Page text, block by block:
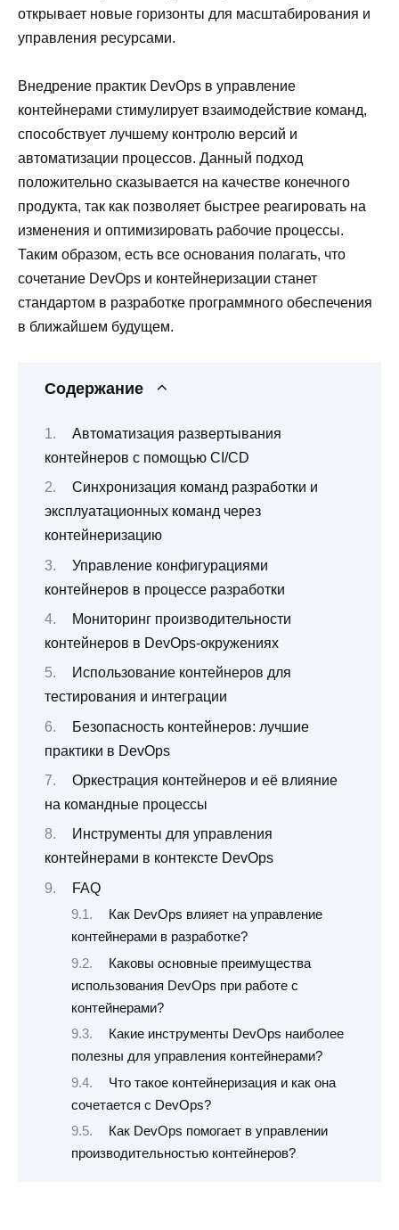
открывает новые горизонты для масштабирования и
управления ресурсами.
Внедрение практик DevOps в управление
контейнерами стимулирует взаимодействие команд,
способствует лучшему контролю версий и
автоматизации процессов. Данный подход
положительно сказывается на качестве конечного
продукта, так как позволяет быстрее реагировать на
изменения и оптимизировать рабочие процессы.
Таким образом, есть все основания полагать, что
сочетание DevOps и контейнеризации станет
стандартом в разработке программного обеспечения
в ближайшем будущем.
Содержание
Автоматизация развертывания
контейнеров с помощью CI/CD
Синхронизация команд разработки и
эксплуатационных команд через
контейнеризацию
Управление конфигурациями
контейнеров в процессе разработки
Мониторинг производительности
контейнеров в DevOps-окружениях
Использование контейнеров для
тестирования и интеграции
Безопасность контейнеров: лучшие
практики в DevOps
Оркестрация контейнеров и её влияние
на командные процессы
Инструменты для управления
контейнерами в контексте DevOps
FAQ
Как DevOps влияет на управление
контейнерами в разработке?
Каковы основные преимущества
использования DevOps при работе с
контейнерами?
Какие инструменты DevOps наиболее
полезны для управления контейнерами?
Что такое контейнеризация и как она
сочетается с DevOps?
Как DevOps помогает в управлении
производительностью контейнеров?